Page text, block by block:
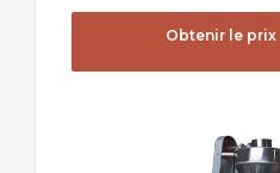
Obtenir le prix